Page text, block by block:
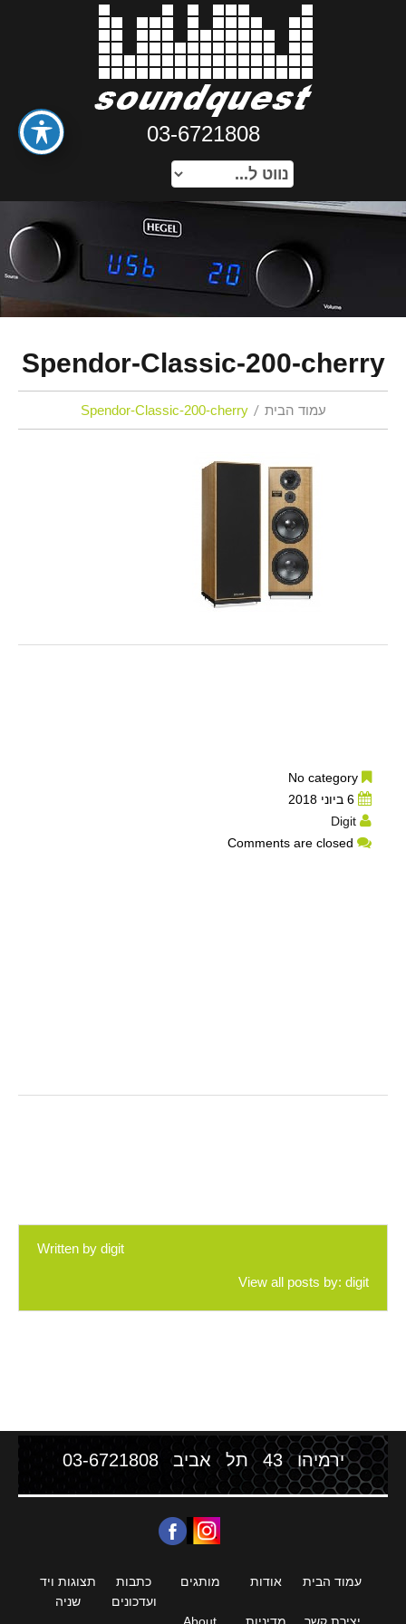
03-6721808
Spendor-Classic-200-cherry
עמוד הבית Spendor-Classic-200-cherry
6 ביוני 2018
Digit
Comments are closed
Written by digit
View all posts by: digit
ירמיהו 43 תל אביב 03-6721808
עמוד הבית אודות מותגים
כתבות
ועדכונים
תצוגות ויד
שניה
יצירת קשר
מדיניות About